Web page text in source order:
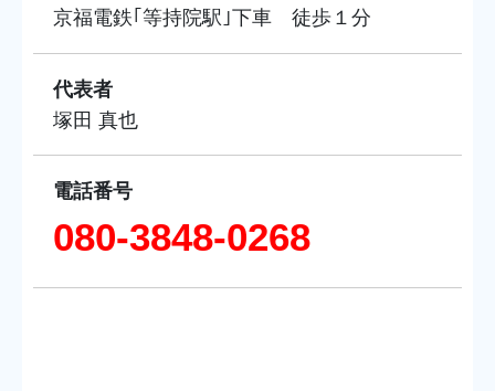
京福電鉄｢等持院駅｣下車 徒歩１分
代表者
塚田 真也
電話番号
080-3848-0268